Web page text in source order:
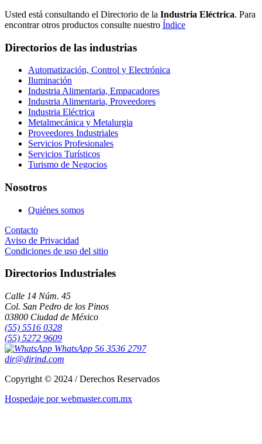
Usted está consultando el Directorio de la Industria Eléctrica. Para
encontrar otros productos consulte nuestro Índice
Directorios de las industrias
Automatización, Control y Electrónica
Iluminación
Industria Alimentaria, Empacadores
Industria Alimentaria, Proveedores
Industria Eléctrica
Metalmecánica y Metalurgia
Proveedores Industriales
Servicios Profesionales
Servicios Turísticos
Turismo de Negocios
Nosotros
Quiénes somos
Contacto
Aviso de Privacidad
Condiciones de uso del sitio
Directorios Industriales
Calle 14 Núm. 45
Col. San Pedro de los Pinos
03800 Ciudad de México
(55) 5516 0328
(55) 5272 9609
WhatsApp 56 3536 2797
dir@dirind.com
Copyright © 2024 / Derechos Reservados
Hospedaje por webmaster.com.mx